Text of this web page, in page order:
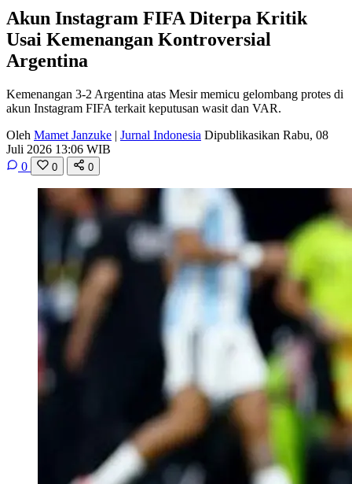
Akun Instagram FIFA Diterpa Kritik
Usai Kemenangan Kontroversial
Argentina
Kemenangan 3-2 Argentina atas Mesir memicu gelombang protes di
akun Instagram FIFA terkait keputusan wasit dan VAR.
Oleh Mamet Janzuke | Jurnal Indonesia Dipublikasikan Rabu, 08
Juli 2026 13:06 WIB
0
0 0